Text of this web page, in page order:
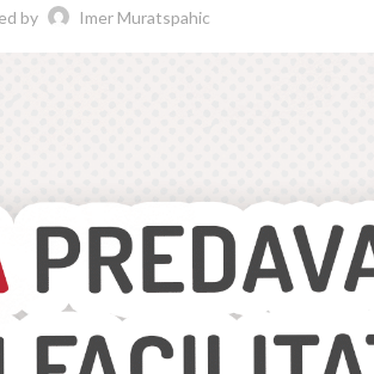
by Imer Muratspahic